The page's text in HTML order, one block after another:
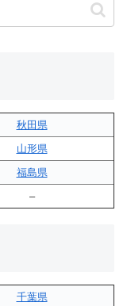
秋田県
山形県
福島県
–
千葉県